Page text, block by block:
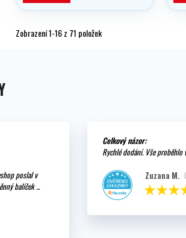
Zobrazení 1-16 z 71 položek
poslal v
balíček ...
Celkový názor:
Rychlé dodání. Vše proběhlo
Zuzana M.